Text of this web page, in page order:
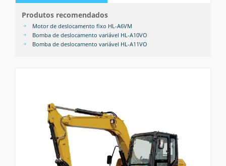
Produtos recomendados
Motor de deslocamento fixo HL-A6VM
Bomba de deslocamento variável HL-A10VO
Bomba de deslocamento variável HL-A11VO